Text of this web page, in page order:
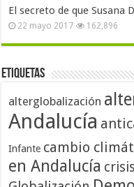
El secreto de que Susana
22 mayo 2017 162,896
Etiquetas
alterglobalización
Andalucía
Infante cambio
en Andalucía